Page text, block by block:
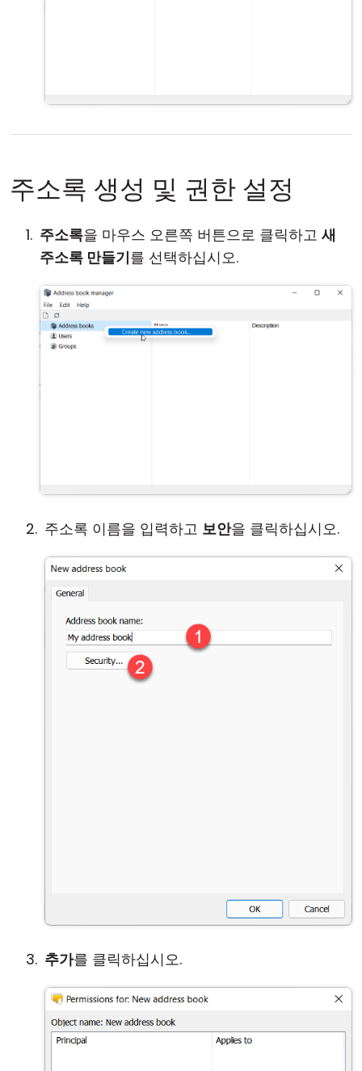
주소록 생성 및 권한 설정
주소록을 마우스 오른쪽 버튼으로 클릭하고 새
주소록 만들기를 선택하십시오.
주소록 이름을 입력하고 보안을 클릭하십시오.
추가를 클릭하십시오.